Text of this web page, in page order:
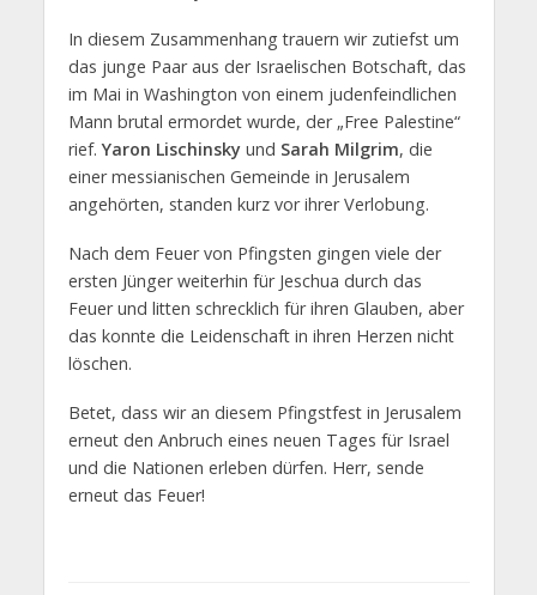
In diesem Zusammenhang trauern wir zutiefst um
das junge Paar aus der Israelischen Botschaft, das
im Mai in Washington von einem judenfeindlichen
Mann brutal ermordet wurde, der „Free Palestine“
rief.Yaron Lischinskyund Sarah Milgrim, die
einer messianischen Gemeinde in Jerusalem
angehörten, standen kurz vor ihrer Verlobung.
Nach dem Feuer von Pfingsten gingen viele der
ersten Jünger weiterhin für Jeschua durch das
Feuer und litten schrecklich für ihren Glauben, aber
das konnte die Leidenschaft in ihren Herzen nicht
löschen.
Betet, dass wir an diesem Pfingstfest in Jerusalem
erneut den Anbruch eines neuen Tages für Israel
und die Nationen erleben dürfen. Herr, sende
erneut das Feuer!